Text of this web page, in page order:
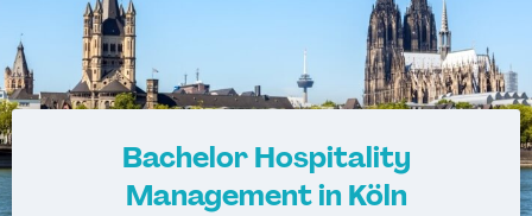
Bachelor Hospitality
Management in Köln